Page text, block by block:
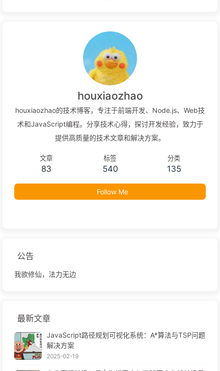
houxiaozhao
houxiaozhao的技术博客，专注于前端开发、Node.js、Web技
术和JavaScript编程。分享技术心得，探讨开发经验，致力于
提供高质量的技术文章和解决方案。
文章
83
标签
540
分类
135
Follow Me
公告
我欲修仙，法力无边
最新文章
JavaScript路径规划可视化系统：A*算法与TSP问题
解决方案
2025-02-19